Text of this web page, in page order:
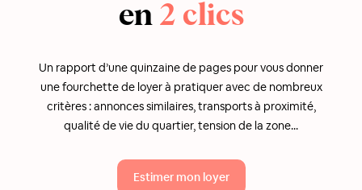
en 2 clics
Un rapport d’une quinzaine de pages pour vous donner
une fourchette de loyer à pratiquer avec de nombreux
critères : annonces similaires, transports à proximité,
qualité de vie du quartier, tension de la zone...
Estimer mon loyer